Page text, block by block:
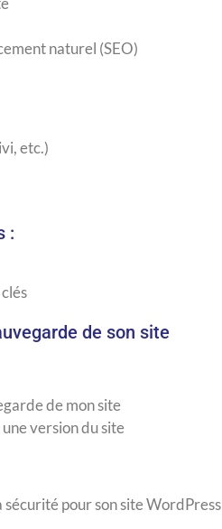
naturel (SEO)
etc.)
:
de son site
de mon site
version du site
sécurité pour son site WordPress